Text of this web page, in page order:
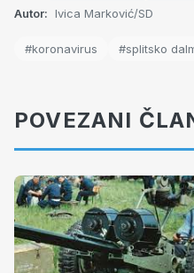
Autor: Ivica Marković/SD
#koronavirus #splitsko
POVEZANI